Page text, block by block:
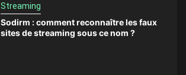
Streaming
Sodirm : comment reconnaître les faux
sites de streaming sous ce nom ?